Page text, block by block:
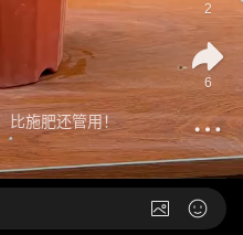
比施肥还管用！
2
6